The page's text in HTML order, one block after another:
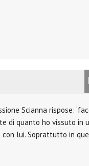
Scianna rispose:
di quanto ho vissuto in
con lui. Soprattutto in